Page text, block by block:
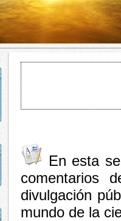
En esta
comentarios
divulgación
mundo de la